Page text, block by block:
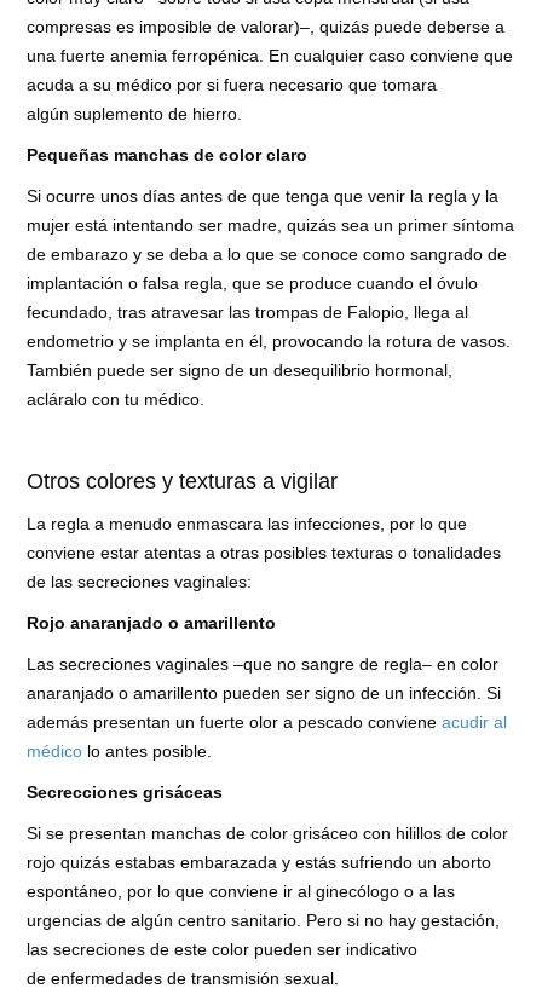
compresas es imposible de valorar)–, quizás puede deberse a
una fuerte anemia ferropénica. En cualquier caso conviene que
acuda a su médico por si fuera necesario que tomara
algún suplemento de hierro.
Pequeñas manchas de color claro
Si ocurre unos días antes de que tenga que venir la regla y la
mujer está intentando ser madre, quizás sea un primer síntoma
de embarazo y se deba a lo que se conoce como sangrado de
implantación o falsa regla, que se produce cuando el óvulo
fecundado, tras atravesar las trompas de Falopio, llega al
endometrio y se implanta en él, provocando la rotura de vasos.
También puede ser signo de un desequilibrio hormonal,
acláralo con tu médico.
Otros colores y texturas a vigilar
La regla a menudo enmascara las infecciones, por lo que
conviene estar atentas a otras posibles texturas o tonalidades
de las secreciones vaginales:
Rojo anaranjado o amarillento
Las secreciones vaginales –que no sangre de regla– en color
anaranjado o amarillento pueden ser signo de un infección. Si
además presentan un fuerte olor a pescado convieneacudir al
médico lo antes posible.
Secrecciones grisáceas
Si se presentan manchas de color grisáceo con hilillos de color
rojo quizás estabas embarazada y estás sufriendo un aborto
espontáneo, por lo que conviene ir al ginecólogo o a las
urgencias de algún centro sanitario. Pero si no hay gestación,
las secreciones de este color pueden ser indicativo
de enfermedades de transmisión sexual.